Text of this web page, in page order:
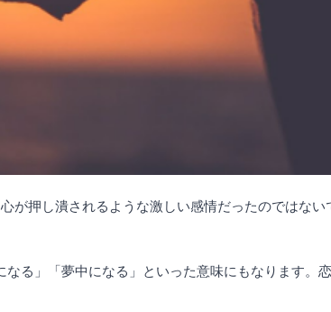
が押し潰されるような激しい感情だったのではな
る」「夢中になる」といった意味にもなります。